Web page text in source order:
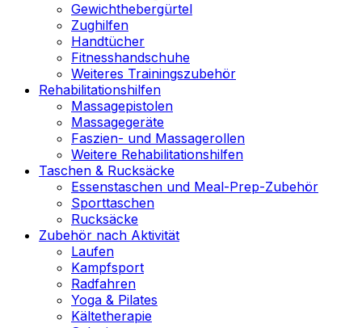
Gewichthebergürtel
Zughilfen
Handtücher
Fitnesshandschuhe
Weiteres Trainingszubehör
Rehabilitationshilfen
Massagepistolen
Massagegeräte
Faszien- und Massagerollen
Weitere Rehabilitationshilfen
Taschen & Rucksäcke
Essenstaschen und Meal-Prep-Zubehör
Sporttaschen
Rucksäcke
Zubehör nach Aktivität
Laufen
Kampfsport
Radfahren
Yoga & Pilates
Kältetherapie